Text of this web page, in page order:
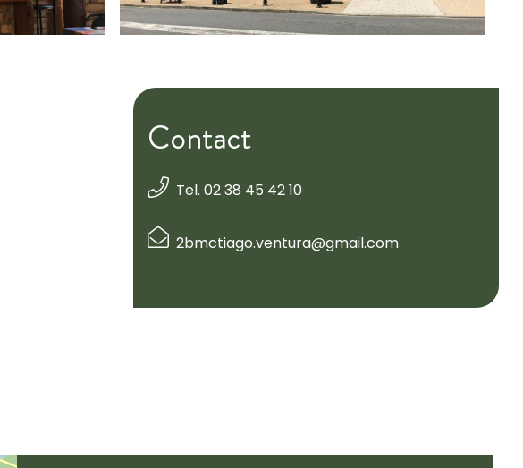
Contact
Tel. 02 38 45 42 10
2bmctiago.ventura@gmail.com